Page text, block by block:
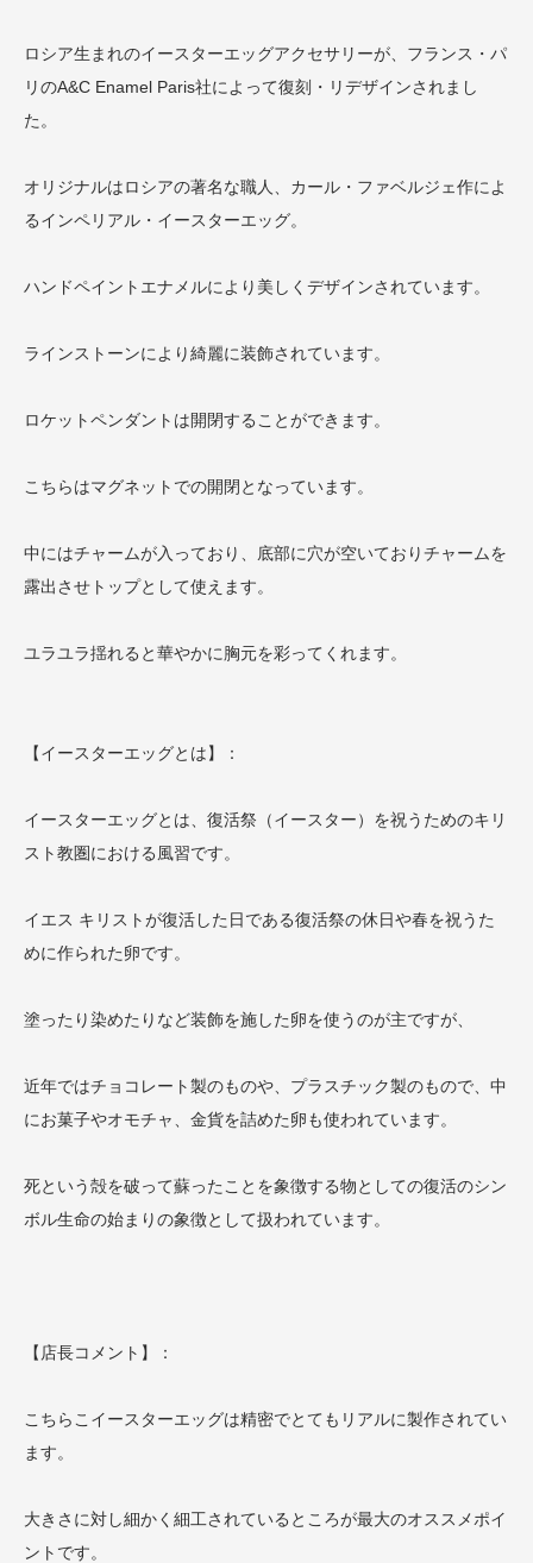
ロシア生まれのイースターエッグアクセサリーが、フランス・パ
リのA&C Enamel Paris社によって復刻・リデザインされまし
た。
オリジナルはロシアの著名な職人、カール・ファベルジェ作によ
るインペリアル・イースターエッグ。
ハンドペイントエナメルにより美しくデザインされています。
ラインストーンにより綺麗に装飾されています。
ロケットペンダントは開閉することができます。
こちらはマグネットでの開閉となっています。
中にはチャームが入っており、底部に穴が空いておりチャームを
露出させトップとして使えます。
ユラユラ揺れると華やかに胸元を彩ってくれます。
【イースターエッグとは】：
イースターエッグとは、復活祭（イースター）を祝うためのキリ
スト教圏における風習です。
イエス キリストが復活した日である復活祭の休日や春を祝うた
めに作られた卵です。
塗ったり染めたりなど装飾を施した卵を使うのが主ですが、
近年ではチョコレート製のものや、プラスチック製のもので、中
にお菓子やオモチャ、金貨を詰めた卵も使われています。
死という殻を破って蘇ったことを象徴する物としての復活のシン
ボル生命の始まりの象徴として扱われています。
【店長コメント】：
こちらこイースターエッグは精密でとてもリアルに製作されてい
ます。
大きさに対し細かく細工されているところが最大のオススメポイ
ントです。